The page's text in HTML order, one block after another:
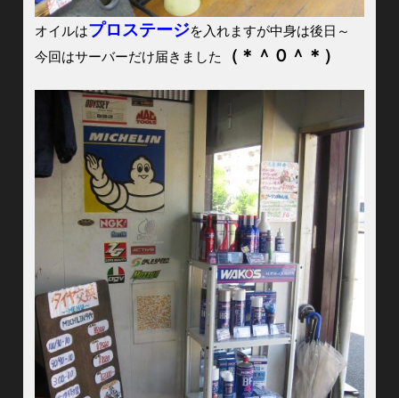
オイルはプロステージを入れますが中身は後日～
今回はサーバーだけ届きました
（＊＾０＾＊）